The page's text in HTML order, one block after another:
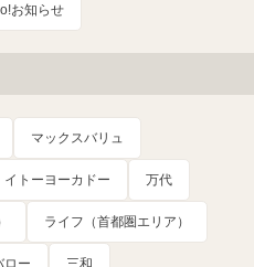
お知らせ
マックスバリュ
イトーヨーカドー 万代
ライフ（首都圏エリア）
ロー 三和